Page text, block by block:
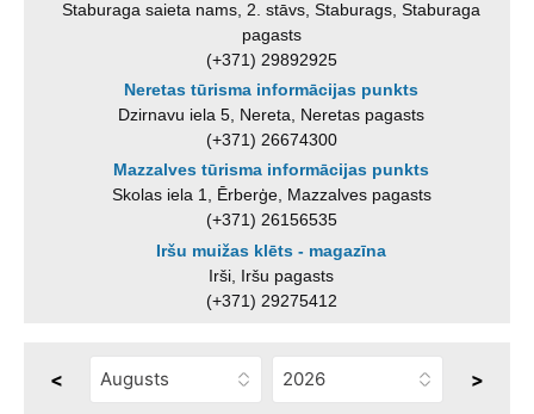
Staburaga saieta nams, 2. stāvs, Staburags, Staburaga
pagasts
(+371) 29892925
Neretas tūrisma informācijas punkts
Dzirnavu iela 5, Nereta, Neretas pagasts
(+371) 26674300
Mazzalves tūrisma informācijas punkts
Skolas iela 1, Ērberģe, Mazzalves pagasts
(+371) 26156535
Iršu muižas klēts - magazīna
Irši, Iršu pagasts
(+371) 29275412
< >